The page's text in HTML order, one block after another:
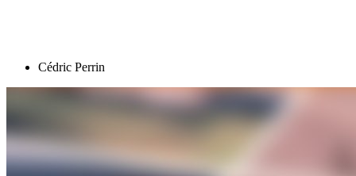
Cédric Perrin